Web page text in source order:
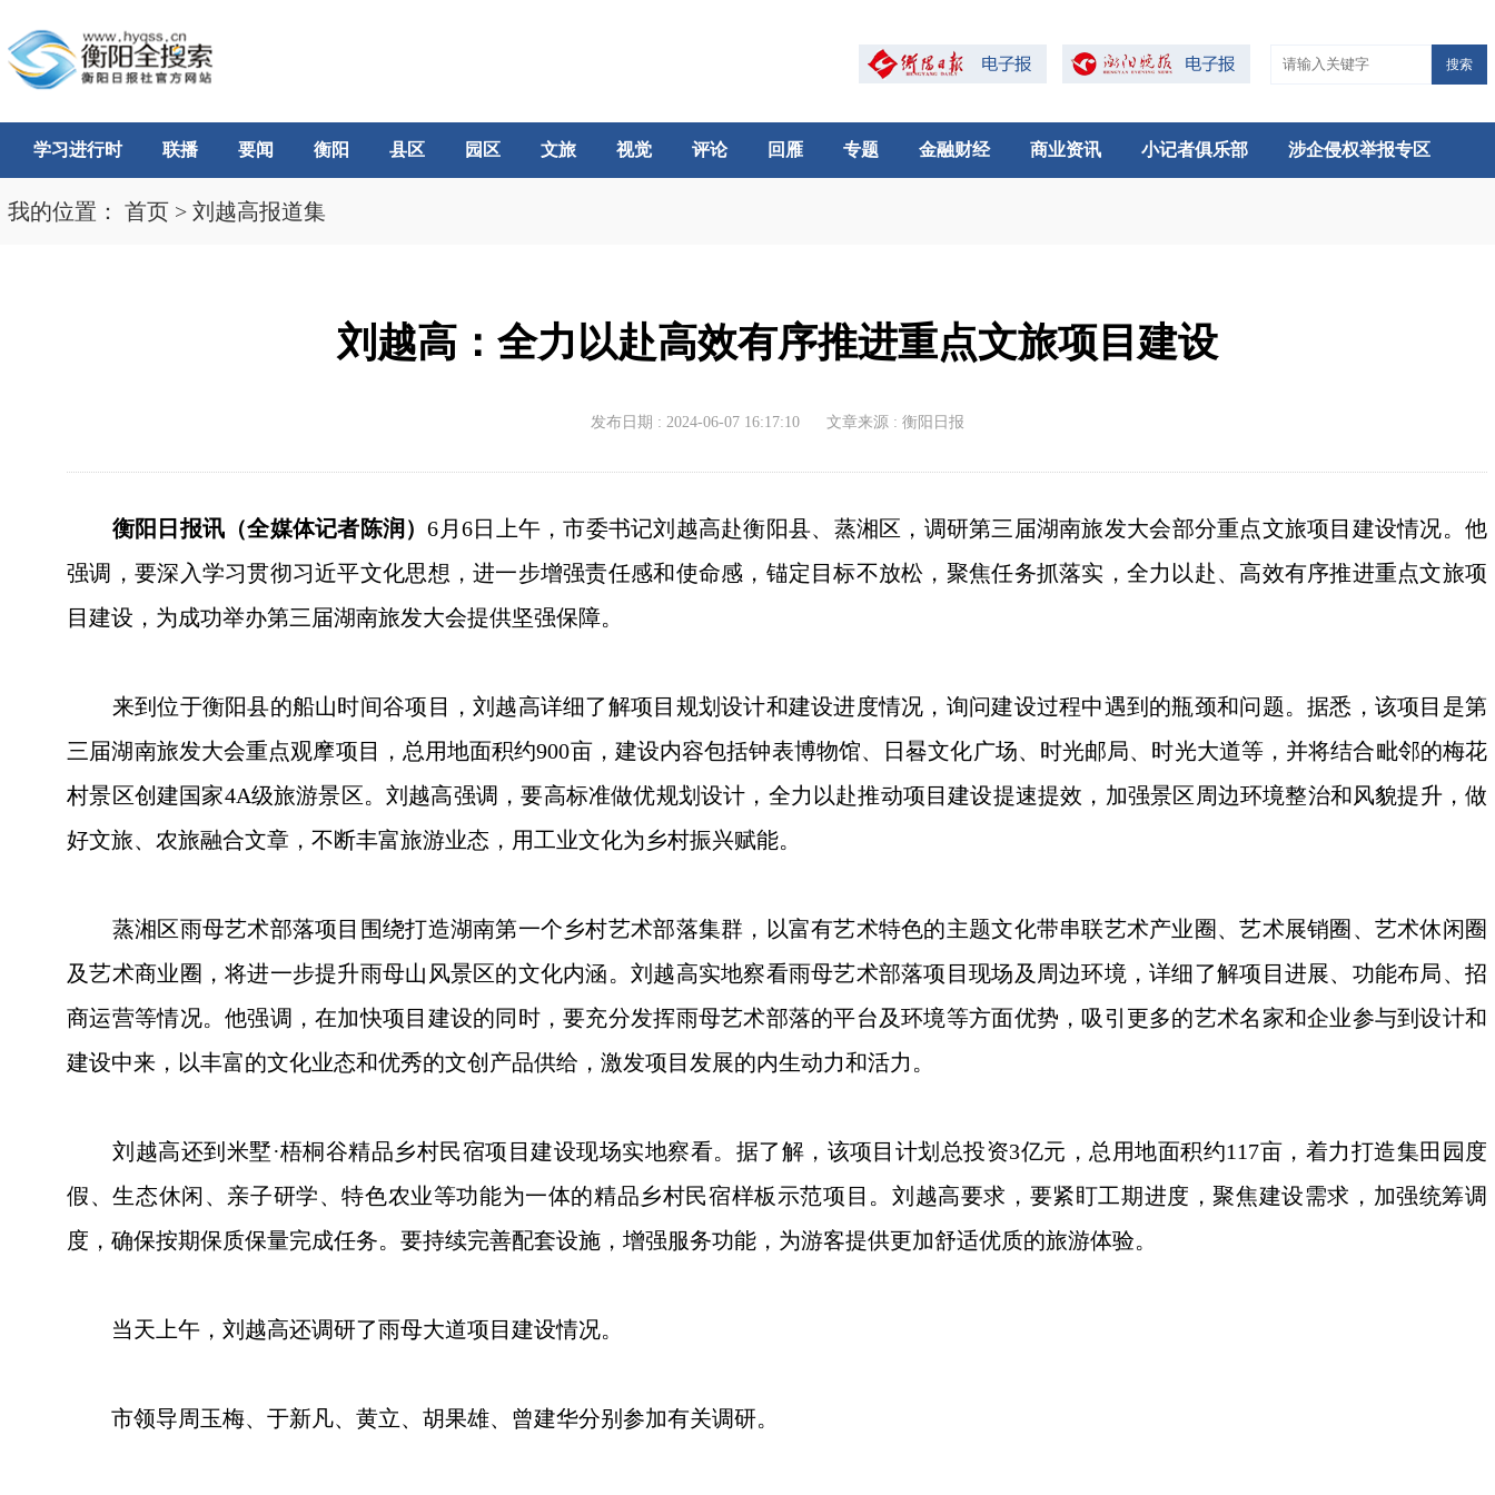
搜索
学习进行时 联播 要闻 衡阳 县区 园区 文旅 视觉 评论 回雁 专题 金融财经 商业资讯 小记者俱乐部 涉企侵权举报专区
我的位置： 首页 > 刘越高报道集
刘越高：全力以赴高效有序推进重点文旅项目建设
发布日期 : 2024-06-07 16:17:10 文章来源 : 衡阳日报
衡阳日报讯（全媒体记者陈润）6月6日上午，市委书记刘越高赴衡阳县、蒸湘区，调研第三届湖南旅发大会部分重点文旅项目建设情况。他
强调，要深入学习贯彻习近平文化思想，进一步增强责任感和使命感，锚定目标不放松，聚焦任务抓落实，全力以赴、高效有序推进重点文旅项
目建设，为成功举办第三届湖南旅发大会提供坚强保障。
来到位于衡阳县的船山时间谷项目，刘越高详细了解项目规划设计和建设进度情况，询问建设过程中遇到的瓶颈和问题。据悉，该项目是第
三届湖南旅发大会重点观摩项目，总用地面积约900亩，建设内容包括钟表博物馆、日晷文化广场、时光邮局、时光大道等，并将结合毗邻的梅花
村景区创建国家4A级旅游景区。刘越高强调，要高标准做优规划设计，全力以赴推动项目建设提速提效，加强景区周边环境整治和风貌提升，做
好文旅、农旅融合文章，不断丰富旅游业态，用工业文化为乡村振兴赋能。
蒸湘区雨母艺术部落项目围绕打造湖南第一个乡村艺术部落集群，以富有艺术特色的主题文化带串联艺术产业圈、艺术展销圈、艺术休闲圈
及艺术商业圈，将进一步提升雨母山风景区的文化内涵。刘越高实地察看雨母艺术部落项目现场及周边环境，详细了解项目进展、功能布局、招
商运营等情况。他强调，在加快项目建设的同时，要充分发挥雨母艺术部落的平台及环境等方面优势，吸引更多的艺术名家和企业参与到设计和
建设中来，以丰富的文化业态和优秀的文创产品供给，激发项目发展的内生动力和活力。
刘越高还到米墅·梧桐谷精品乡村民宿项目建设现场实地察看。据了解，该项目计划总投资3亿元，总用地面积约117亩，着力打造集田园度
假、生态休闲、亲子研学、特色农业等功能为一体的精品乡村民宿样板示范项目。刘越高要求，要紧盯工期进度，聚焦建设需求，加强统筹调
度，确保按期保质保量完成任务。要持续完善配套设施，增强服务功能，为游客提供更加舒适优质的旅游体验。
当天上午，刘越高还调研了雨母大道项目建设情况。
市领导周玉梅、于新凡、黄立、胡果雄、曾建华分别参加有关调研。